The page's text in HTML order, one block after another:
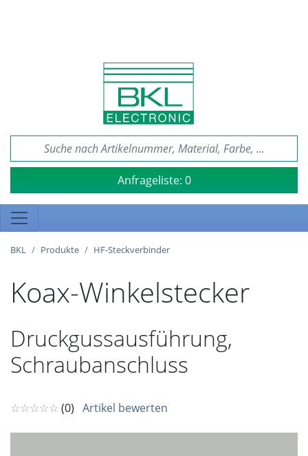
Anfrageliste: 0
BKL Produkte HF-Steckverbinder
Koax-Winkelstecker
Druckgussausführung,
Schraubanschluss
☆☆☆☆☆ (0) Artikel bewerten